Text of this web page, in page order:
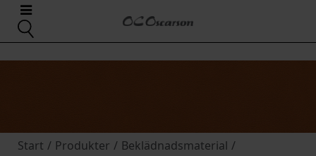
Start / Produkter / Beklädnadsmaterial /